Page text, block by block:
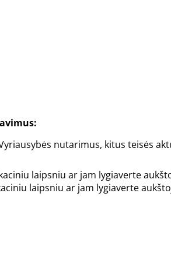
nutarimus, kitus teisės
laipsniu ar jam lygiaverte
laipsniu ar jam lygiaverte